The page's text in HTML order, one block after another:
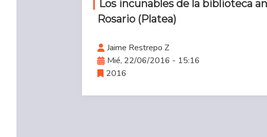
Los incunables de la biblioteca
Rosario (Platea)
Jaime Restrepo Z
Mié, 22/06/2016 - 15:16
2016